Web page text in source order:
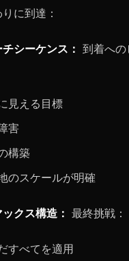
に到達：
シーケンス： 到着への
見える目標
害
構築
のスケールが明確
クス構造： 最終挑戦：
すべてを適用